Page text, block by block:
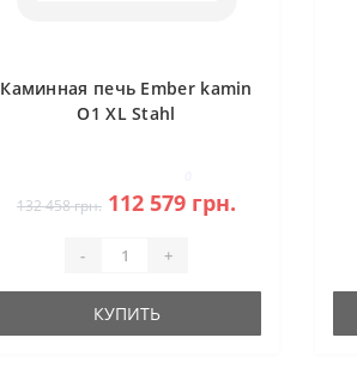
Каминная печь Ember kamin
O1 XL Stahl
132 458 грн. 112 579 грн.
- +
КУПИТЬ